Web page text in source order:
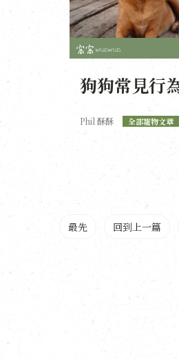
狗狗常見行
Phil 酥酥 全部寵物文章
最先 回到上一篇